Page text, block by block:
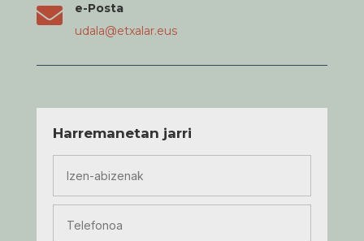

e-Posta
udala@etxalar.eus
Harremanetan jarri